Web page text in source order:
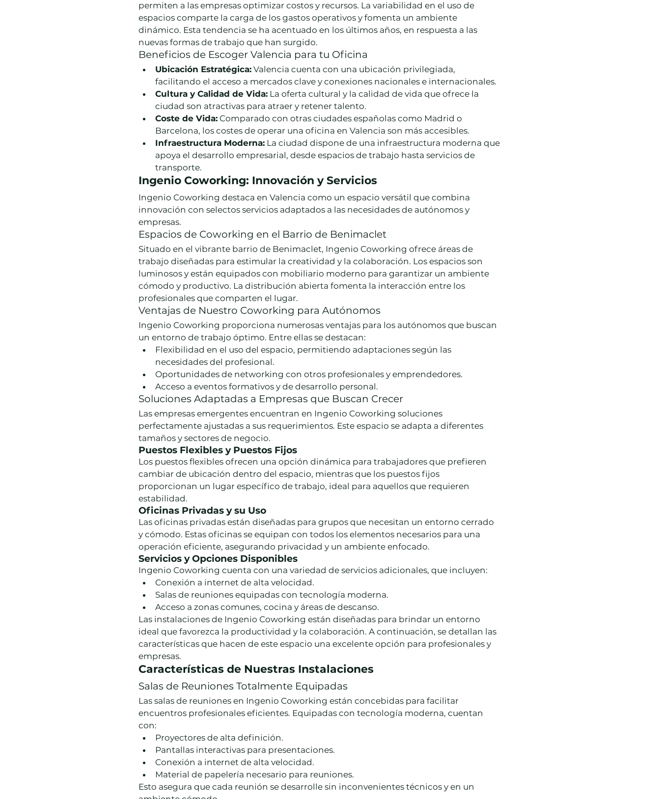
permiten a las empresas optimizar costos y recursos. La variabilidad en el uso de
espacios comparte la carga de los gastos operativos y fomenta un ambiente
dinámico. Esta tendencia se ha acentuado en los últimos años, en respuesta a las
nuevas formas de trabajo que han surgido.
Beneficios de Escoger Valencia para tu Oficina
Ubicación Estratégica: Valencia cuenta con una ubicación privilegiada,
facilitando el acceso a mercados clave y conexiones nacionales e internacionales.
Cultura y Calidad de Vida: La oferta cultural y la calidad de vida que ofrece la
ciudad son atractivas para atraer y retener talento.
Coste de Vida: Comparado con otras ciudades españolas como Madrid o
Barcelona, los costes de operar una oficina en Valencia son más accesibles.
Infraestructura Moderna: La ciudad dispone de una infraestructura moderna que
apoya el desarrollo empresarial, desde espacios de trabajo hasta servicios de
transporte.
Ingenio Coworking: Innovación y Servicios
Ingenio Coworking destaca en Valencia como un espacio versátil que combina
innovación con selectos servicios adaptados a las necesidades de autónomos y
empresas.
Espacios de Coworking en el Barrio de Benimaclet
Situado en el vibrante barrio de Benimaclet, Ingenio Coworking ofrece áreas de
trabajo diseñadas para estimular la creatividad y la colaboración. Los espacios son
luminosos y están equipados con mobiliario moderno para garantizar un ambiente
cómodo y productivo. La distribución abierta fomenta la interacción entre los
profesionales que comparten el lugar.
Ventajas de Nuestro Coworking para Autónomos
Ingenio Coworking proporciona numerosas ventajas para los autónomos que buscan
un entorno de trabajo óptimo. Entre ellas se destacan:
Flexibilidad en el uso del espacio, permitiendo adaptaciones según las
necesidades del profesional.
Oportunidades de networking con otros profesionales y emprendedores.
Acceso a eventos formativos y de desarrollo personal.
Soluciones Adaptadas a Empresas que Buscan Crecer
Las empresas emergentes encuentran en Ingenio Coworking soluciones
perfectamente ajustadas a sus requerimientos. Este espacio se adapta a diferentes
tamaños y sectores de negocio.
Puestos Flexibles y Puestos Fijos
Los puestos flexibles ofrecen una opción dinámica para trabajadores que prefieren
cambiar de ubicación dentro del espacio, mientras que los puestos fijos
proporcionan un lugar específico de trabajo, ideal para aquellos que requieren
estabilidad.
Oficinas Privadas y su Uso
Las oficinas privadas están diseñadas para grupos que necesitan un entorno cerrado
y cómodo. Estas oficinas se equipan con todos los elementos necesarios para una
operación eficiente, asegurando privacidad y un ambiente enfocado.
Servicios y Opciones Disponibles
Ingenio Coworking cuenta con una variedad de servicios adicionales, que incluyen:
Conexión a internet de alta velocidad.
Salas de reuniones equipadas con tecnología moderna.
Acceso a zonas comunes, cocina y áreas de descanso.
Las instalaciones de Ingenio Coworking están diseñadas para brindar un entorno
ideal que favorezca la productividad y la colaboración. A continuación, se detallan las
características que hacen de este espacio una excelente opción para profesionales y
empresas.
Características de Nuestras Instalaciones
Salas de Reuniones Totalmente Equipadas
Las salas de reuniones en Ingenio Coworking están concebidas para facilitar
encuentros profesionales eficientes. Equipadas con tecnología moderna, cuentan
con:
Proyectores de alta definición.
Pantallas interactivas para presentaciones.
Conexión a internet de alta velocidad.
Material de papelería necesario para reuniones.
Esto asegura que cada reunión se desarrolle sin inconvenientes técnicos y en un